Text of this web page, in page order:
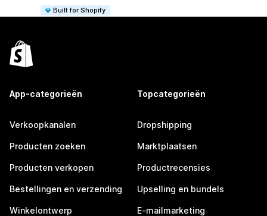
Built for Shopify
App-categorieën
Verkoopkanalen
Producten zoeken
Producten verkopen
Bestellingen en verzending
Winkelontwerp
Topcategorieën
Dropshipping
Marktplaatsen
Productrecensies
Upselling en bundels
E-mailmarketing